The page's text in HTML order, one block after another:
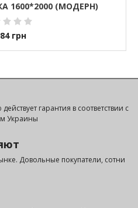
1600*2000 (МОДЕРН)
грн
гарантия в соответствии с
Украины
Довольные покупатели, сотни